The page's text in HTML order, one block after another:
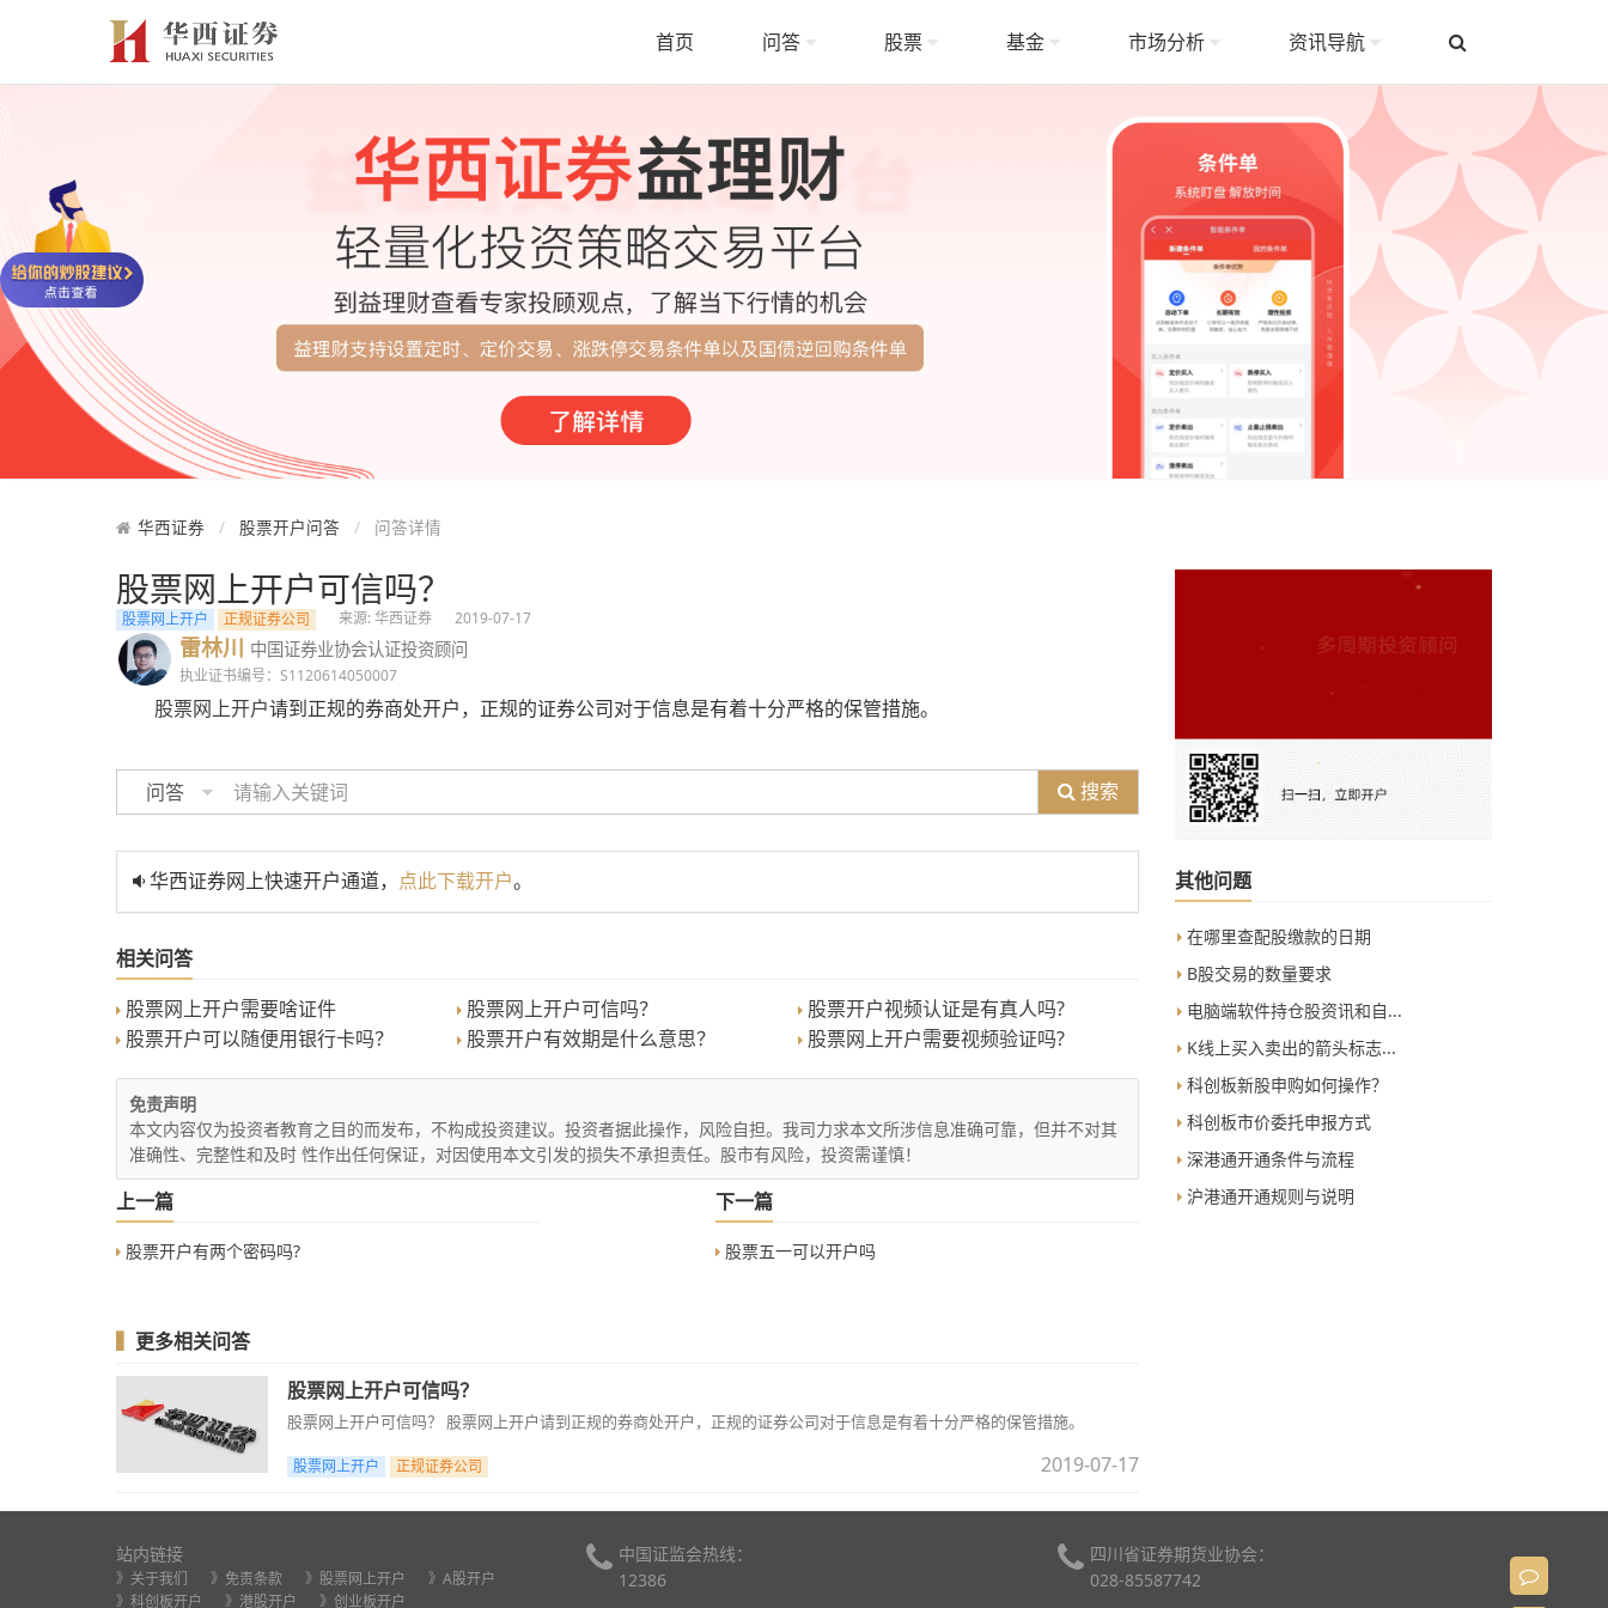
首页 问答 股票 基金 市场分析 资讯导航
华西证券 股票开户问答 问答详情
股票网上开户可信吗？
股票网上开户 正规证券公司 来源: 华西证券 2019-07-17
雷林川 中国证券业协会认证投资顾问
执业证书编号：S1120614050007
股票网上开户请到正规的券商处开户，正规的证券公司对于信息是有着十分严格的保管措施。
问答 搜索
华西证券网上快速开户通道， 点此下载开户。
相关问答
股票网上开户需要啥证件
股票网上开户可信吗？
股票开户视频认证是有真人吗?
股票开户可以随便用银行卡吗？
股票开户有效期是什么意思？ 股票网上开户需要视频验证吗?
免责声明
本文内容仅为投资者教育之目的而发布，不构成投资建议。投资者据此操作，风险自担。我司力求本文所涉信息准确可靠，但并不对其
准确性、完整性和及时 性作出任何保证，对因使用本文引发的损失不承担责任。股市有风险，投资需谨慎！
上一篇
股票开户有两个密码吗?
下一篇
股票五一可以开户吗
更多相关问答
股票网上开户可信吗？
股票网上开户可信吗？ 股票网上开户请到正规的券商处开户，正规的证券公司对于信息是有着十分严格的保管措施。
股票网上开户 正规证券公司 2019-07-17
其他问题
在哪里查配股缴款的日期
B股交易的数量要求
电脑端软件持仓股资讯和自...
K线上买入卖出的箭头标志...
科创板新股申购如何操作？
科创板市价委托申报方式
深港通开通条件与流程
沪港通开通规则与说明
站内链接
》关于我们 》免责条款 》股票网上开户
》A股开户
》科创板开户
》港股开户 》创业板开户
中国证监会热线：
12386
四川省证券期货业协会：
028-85587742